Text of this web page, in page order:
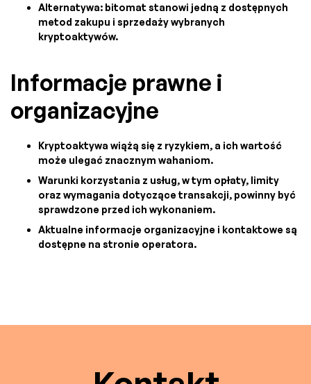
Alternatywa: bitomat stanowi jedną z dostępnych
metod zakupu i sprzedaży wybranych
kryptoaktywów.
Informacje prawne i
organizacyjne
Kryptoaktywa wiążą się z ryzykiem, a ich wartość
może ulegać znacznym wahaniom.
Warunki korzystania z usług, w tym opłaty, limity
oraz wymagania dotyczące transakcji, powinny być
sprawdzone przed ich wykonaniem.
Aktualne informacje organizacyjne i kontaktowe są
dostępne na stronie operatora.